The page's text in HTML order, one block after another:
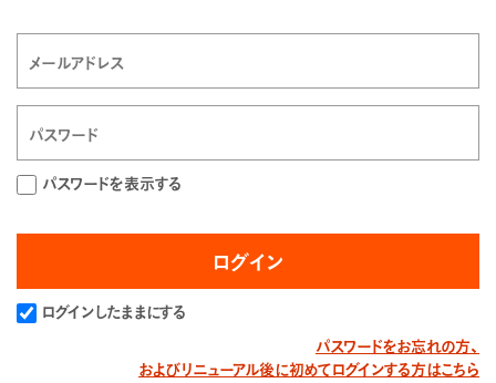
パスワードを表示する
ログインしたままにする
パスワードをお忘れの方、
およびリニューアル後に初めてログインする方はこちら